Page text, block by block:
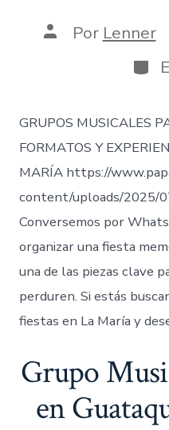
AutorPor Lenner
GRUPOS MUSICALES
FORMATOS Y
MARÍA https://
content/uploads/2025/
Conversemos por
organizar una fiesta
una de las piezas clave
perduren. Si estás
fiestas en La María y
Grupo
en